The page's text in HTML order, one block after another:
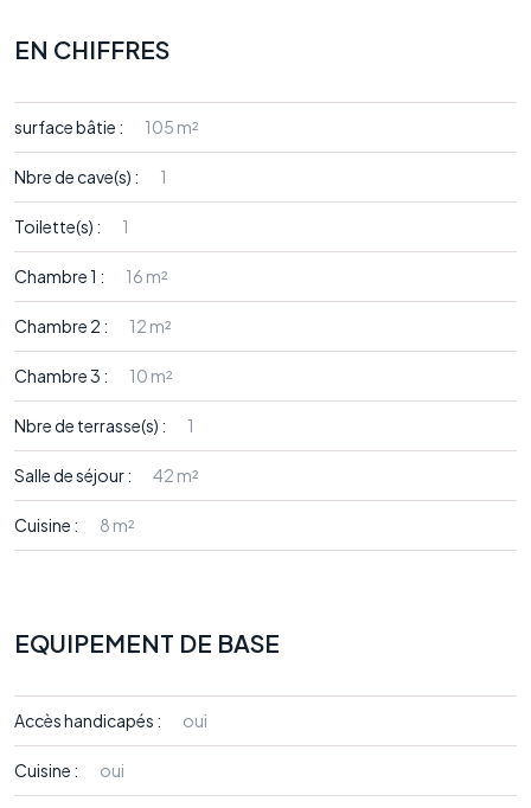
EN CHIFFRES
surface bâtie : 105 m²
Nbre de cave(s) : 1
Toilette(s) : 1
Chambre 1 : 16 m²
Chambre 2 : 12 m²
Chambre 3 : 10 m²
Nbre de terrasse(s) : 1
Salle de séjour : 42 m²
Cuisine : 8 m²
EQUIPEMENT DE BASE
Accès handicapés : oui
Cuisine : oui